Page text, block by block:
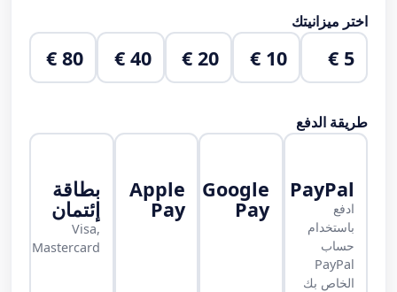
اختر ميزانيتك
5 €
10 €
20 €
40 €
80 €
طريقة الدفع
PayPal
ادفع
باستخدام
حساب
PayPal
الخاص بك
Google
Pay
Apple
Pay
بطاقة
إئتمان
Visa,
Mastercard